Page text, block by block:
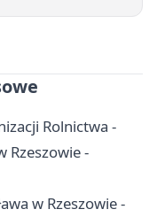
Rolnictwa -
Rzeszowie -
w Rzeszowie -